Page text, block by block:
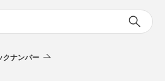
クナンバー